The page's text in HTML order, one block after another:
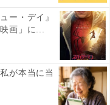
木は自首すると決心
愛に疑ったことを謝
成立。しかし3.3億円
されていたのでし
ー・デイ』
画」に...
が本当に当